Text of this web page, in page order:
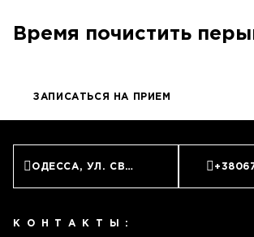
Время почистить
ЗАПИСАТЬСЯ НА ПРИЕМ
ОДЕССА, УЛ. СВЯТОСЛАВА
КОНТАКТЫ: